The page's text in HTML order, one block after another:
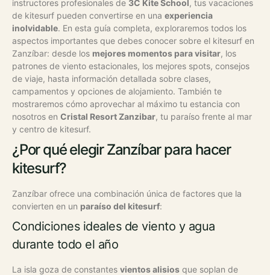
instructores profesionales de 3C Kite School, tus vacaciones
de kitesurf pueden convertirse en una experiencia
inolvidable. En esta guía completa, exploraremos todos los
aspectos importantes que debes conocer sobre el kitesurf en
Zanzíbar: desde los mejores momentos para visitar, los
patrones de viento estacionales, los mejores spots, consejos
de viaje, hasta información detallada sobre clases,
campamentos y opciones de alojamiento. También te
mostraremos cómo aprovechar al máximo tu estancia con
nosotros en Cristal Resort Zanzibar, tu paraíso frente al mar
y centro de kitesurf.
¿Por qué elegir Zanzíbar para hacer
kitesurf?
Zanzíbar ofrece una combinación única de factores que la
convierten en un paraíso del kitesurf:
Condiciones ideales de viento y agua
durante todo el año
La isla goza de constantes vientos alisios que soplan de